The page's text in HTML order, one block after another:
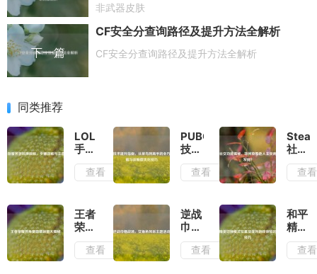
非武器皮肤
下一篇
CF安全分查询路径及提升方法全解析
CF安全分查询路径及提升方法全解析
同类推荐
LOL
手游
服务
器转
步骤
详解
意事
项
查看
PUBG
技术
提升
鸟到
高手
方位
攻略
查看
社交
功能
查看
他人
而不
被发
查看
王者
荣耀
热身
赛隐
查看
逆战
巾帼
战
场，
查看
和平
精英
切换
模式
查看